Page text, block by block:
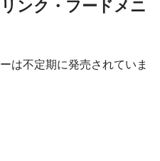
ンク・フードメニ
は不定期に発売されていま